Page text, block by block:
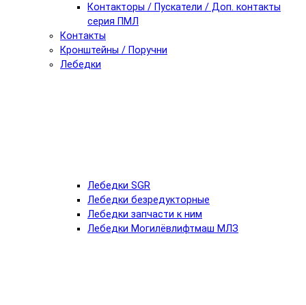
Контакторы / Пускатели / Доп. контакты
серия ПМЛ
Контакты
Кронштейны / Поручни
Лебедки
Лебедки SGR
Лебедки безредукторные
Лебедки запчасти к ним
Лебедки Могилёвлифтмаш МЛЗ